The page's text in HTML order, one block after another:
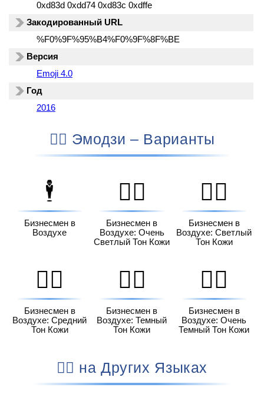
0xd83d 0xdd74 0xd83c 0xdffe
Закодированный URL
%F0%9F%95%B4%F0%9F%8F%BE
Версия
Emoji 4.0
Год
2016
🕴🏾 Эмодзи – Варианты
🕴️
Бизнесмен в
Воздухе
🕴🏻
Бизнесмен в
Воздухе: Очень
Светлый Тон Кожи
🕴🏼
Бизнесмен в
Воздухе: Светлый
Тон Кожи
🕴🏽
Бизнесмен в
Воздухе: Средний
Тон Кожи
🕴🏾
Бизнесмен в
Воздухе: Темный
Тон Кожи
🕴🏿
Бизнесмен в
Воздухе: Очень
Темный Тон Кожи
🕴🏾 на Других Языках